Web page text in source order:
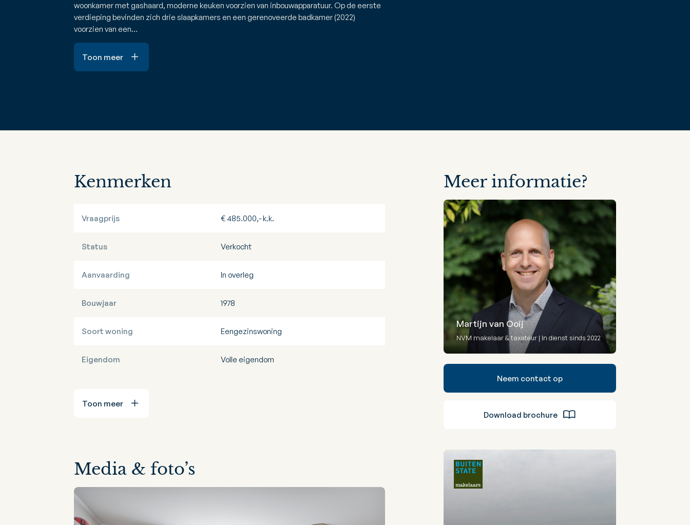
woonkamer met gashaard, moderne keuken voorzien van inbouwapparatuur. Op de eerste
verdieping bevinden zich drie slaapkamers en een gerenoveerde badkamer (2022)
voorzien van een…
Toon meer
Kenmerken
Vraagprijs € 485.000,- k.k.
Status Verkocht
Aanvaarding In overleg
Bouwjaar 1978
Soort woning Eengezinswoning
Eigendom Volle eigendom
Toon meer
Media & foto’s
Meer informatie?
Martijn van Ooij
NVM makelaar & taxateur | In dienst sinds 2022
Neem contact op
Download brochure